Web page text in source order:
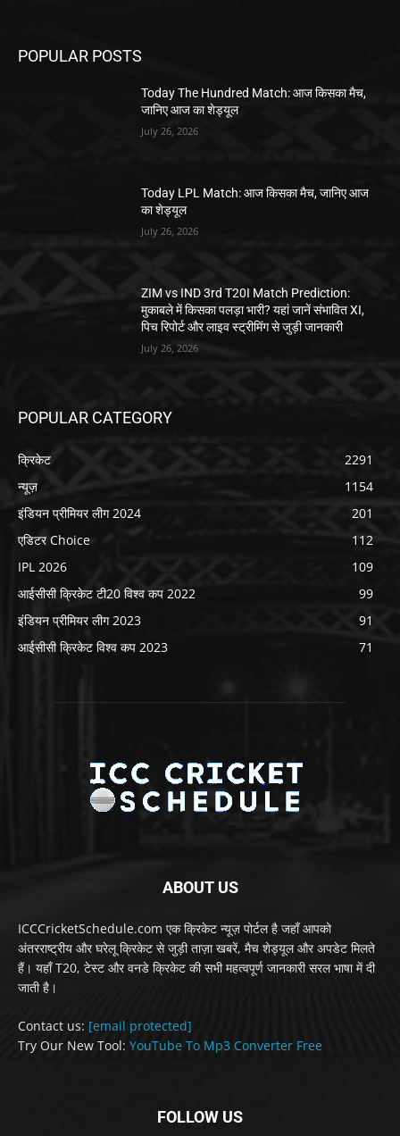
POPULAR POSTS
Today The Hundred Match: आज किसका मैच,
जानिए आज का शेड्यूल
July 26, 2026
Today LPL Match: आज किसका मैच, जानिए आज
का शेड्यूल
July 26, 2026
ZIM vs IND 3rd T20I Match Prediction:
मुकाबले में किसका पलड़ा भारी? यहां जानें संभावित XI,
पिच रिपोर्ट और लाइव स्ट्रीमिंग से जुड़ी जानकारी
July 26, 2026
POPULAR CATEGORY
क्रिकेट
2291
न्यूज़
1154
इंडियन प्रीमियर लीग 2024
201
एडिटर Choice
112
IPL 2026
109
आईसीसी क्रिकेट टी20 विश्व कप 2022
99
इंडियन प्रीमियर लीग 2023
91
आईसीसी क्रिकेट विश्व कप 2023
71
ABOUT US
ICCCricketSchedule.com एक क्रिकेट न्यूज़ पोर्टल है जहाँ आपको
अंतरराष्ट्रीय और घरेलू क्रिकेट से जुड़ी ताज़ा खबरें, मैच शेड्यूल और अपडेट मिलते
हैं। यहाँ T20, टेस्ट और वनडे क्रिकेट की सभी महत्वपूर्ण जानकारी सरल भाषा में दी
जाती है।
Contact us: [email protected]
Try Our New Tool: YouTube To Mp3 Converter Free
FOLLOW US